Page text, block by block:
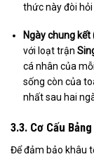
thức này đòi
Ngày chung
với loạt trận
cá nhân của
sống còn của
nhất sau hai
3.3. Cơ Cấu
Để đảm bảo khâu